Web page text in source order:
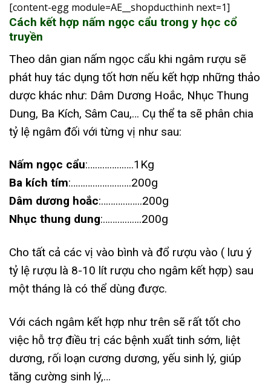
[content-egg module=AE__shopducthinh next=1]
Cách kết hợp nấm ngọc cẩu trong y học cổ
truyền
Theo dân gian nấm ngọc cẩu khi ngâm rượu sẽ
phát huy tác dụng tốt hơn nếu kết hợp những thảo
dược khác như: Dâm Dương Hoắc, Nhục Thung
Dung, Ba Kích, Sâm Cau,… Cụ thể ta sẽ phân chia
tỷ lệ ngâm đối với từng vị như sau:
Nấm ngọc cẩu:……………….1Kg
Ba kích tím:…………………….200g
Dâm dương hoắc:……………..200g
Nhục thung dung:…………….200g
Cho tất cả các vị vào bình và đổ rượu vào ( lưu ý
tỷ lệ rượu là 8-10 lít rượu cho ngâm kết hợp) sau
một tháng là có thể dùng được.
Với cách ngâm kết hợp như trên sẽ rất tốt cho
việc hỗ trợ điều trị các bệnh xuất tinh sớm, liệt
dương, rối loạn cương dương, yếu sinh lý, giúp
tăng cường sinh lý,…